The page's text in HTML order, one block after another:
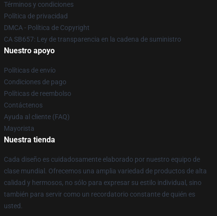
Términos y condiciones
Política de privacidad
DMCA - Política de Copyright
CA SB657: Ley de transparencia en la cadena de suministro
Nuestro apoyo
Políticas de envío
Condiciones de pago
Políticas de reembolso
Contáctenos
Ayuda al cliente (FAQ)
Mayorista
Nuestra tienda
Cada diseño es cuidadosamente elaborado por nuestro equipo de
clase mundial. Ofrecemos una amplia variedad de productos de alta
calidad y hermosos, no sólo para expresar su estilo individual, sino
también para servir como un recordatorio constante de quién es
usted.